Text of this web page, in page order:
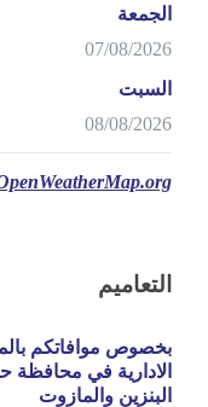
الجمعة
07/08/2026
السبت
08/08/2026
التعاميم
بخصوص موافاتكم
الادارية في محافظة
البنزين والمازوت